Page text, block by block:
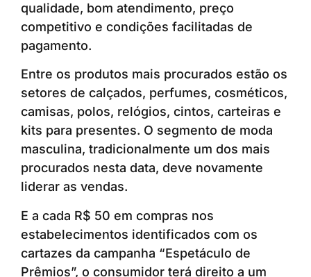
qualidade, bom atendimento, preço
competitivo e condições facilitadas de
pagamento.
Entre os produtos mais procurados estão os
setores de calçados, perfumes, cosméticos,
camisas, polos, relógios, cintos, carteiras e
kits para presentes. O segmento de moda
masculina, tradicionalmente um dos mais
procurados nesta data, deve novamente
liderar as vendas.
E a cada R$ 50 em compras nos
estabelecimentos identificados com os
cartazes da campanha “Espetáculo de
Prêmios”, o consumidor terá direito a um